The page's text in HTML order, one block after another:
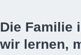
Die Familie
wir lernen,